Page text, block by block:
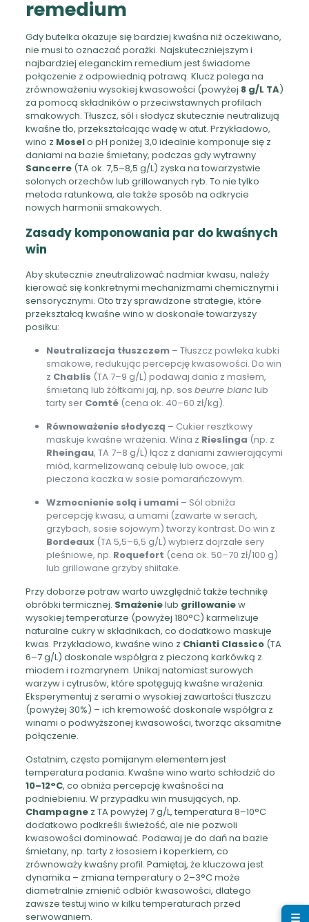
remedium
Gdy butelka okazuje się bardziej kwaśna niż oczekiwano,
nie musi to oznaczać porażki. Najskuteczniejszym i
najbardziej eleganckim remedium jest świadome
połączenie z odpowiednią potrawą. Klucz polega na
zrównoważeniu wysokiej kwasowości (powyżej 8 g/L TA)
za pomocą składników o przeciwstawnych profilach
smakowych. Tłuszcz, sól i słodycz skutecznie neutralizują
kwaśne tło, przekształcając wadę w atut. Przykładowo,
wino z Moselo pH poniżej 3,0 idealnie komponuje się z
daniami na bazie śmietany, podczas gdy wytrawny
Sancerre(TA ok. 7,5–8,5 g/L) zyska na towarzystwie
solonych orzechów lub grillowanych ryb. To nie tylko
metoda ratunkowa, ale także sposób na odkrycie
nowych harmonii smakowych.
Zasady komponowania par do kwaśnych
win
Aby skutecznie zneutralizować nadmiar kwasu, należy
kierować się konkretnymi mechanizmami chemicznymi i
sensorycznymi. Oto trzy sprawdzone strategie, które
przekształcą kwaśne wino w doskonałe towarzyszy
posiłku:
Neutralizacja tłuszczem– Tłuszcz powleka kubki
smakowe, redukując percepcję kwasowości. Do win
z Chablis (TA 7–9 g/L) podawaj dania z masłem,
śmietaną lub żółtkami jaj, np. sos beurre blanclub
tarty ser Comté(cena ok. 40–60 zł/kg).
Równoważenie słodyczą – Cukier resztkowy
maskuje kwaśne wrażenia. Wina z Rieslinga (np. z
Rheingau, TA 7–8 g/L) łącz z daniami zawierającymi
miód, karmelizowaną cebulę lub owoce, jak
pieczona kaczka w sosie pomarańczowym.
Wzmocnienie solą i umami– Sól obniża
percepcję kwasu, a umami (zawarte w serach,
grzybach, sosie sojowym) tworzy kontrast. Do win z
Bordeaux(TA 5,5–6,5 g/L) wybierz dojrzałe sery
pleśniowe, np. Roquefort (cena ok. 50–70 zł/100 g)
lub grillowane grzyby shiitake.
Przy doborze potraw warto uwzględnić także technikę
obróbki termicznej. Smażenielub grillowaniew
wysokiej temperaturze (powyżej 180°C) karmelizuje
naturalne cukry w składnikach, co dodatkowo maskuje
kwas. Przykładowo, kwaśne wino z Chianti Classico(TA
6–7 g/L) doskonale współgra z pieczoną karkówką z
miodem i rozmarynem. Unikaj natomiast surowych
warzyw i cytrusów, które spotęgują kwaśne wrażenia.
Eksperymentuj z serami o wysokiej zawartości tłuszczu
(powyżej 30%) – ich kremowość doskonale współgra z
winami o podwyższonej kwasowości, tworząc aksamitne
połączenie.
Ostatnim, często pomijanym elementem jest
temperatura podania. Kwaśne wino warto schłodzić do
10–12°C, co obniża percepcję kwaśności na
podniebieniu. W przypadku win musujących, np.
Champagnez TA powyżej 7 g/L, temperatura 8–10°C
dodatkowo podkreśli świeżość, ale nie pozwoli
kwasowości dominować. Podawaj je do dań na bazie
śmietany, np. tarty z łososiem i koperkiem, co
zrównoważy kwaśny profil. Pamiętaj, że kluczowa jest
dynamika – zmiana temperatury o 2–3°C może
diametralnie zmienić odbiór kwasowości, dlatego
zawsze testuj wino w kilku temperaturach przed
serwowaniem.
☰